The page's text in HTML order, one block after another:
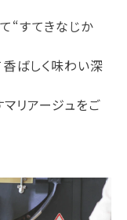
“すてきなじか
香ばしく味わい深
リアージュをご